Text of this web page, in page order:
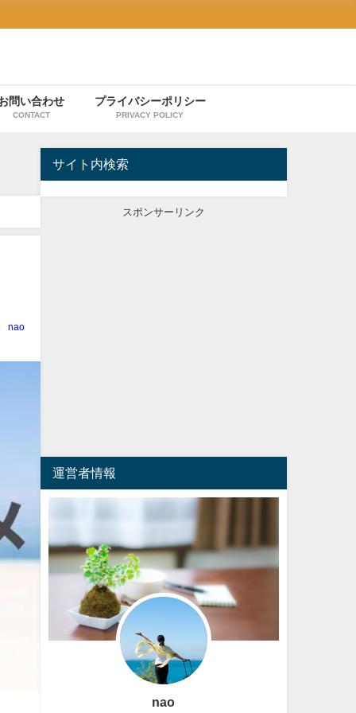
問い合わせ
CONTACT
プライバシーポリシー
PRIVACY POLICY
nao
サイト内検索
スポンサーリンク
運営者情報
nao